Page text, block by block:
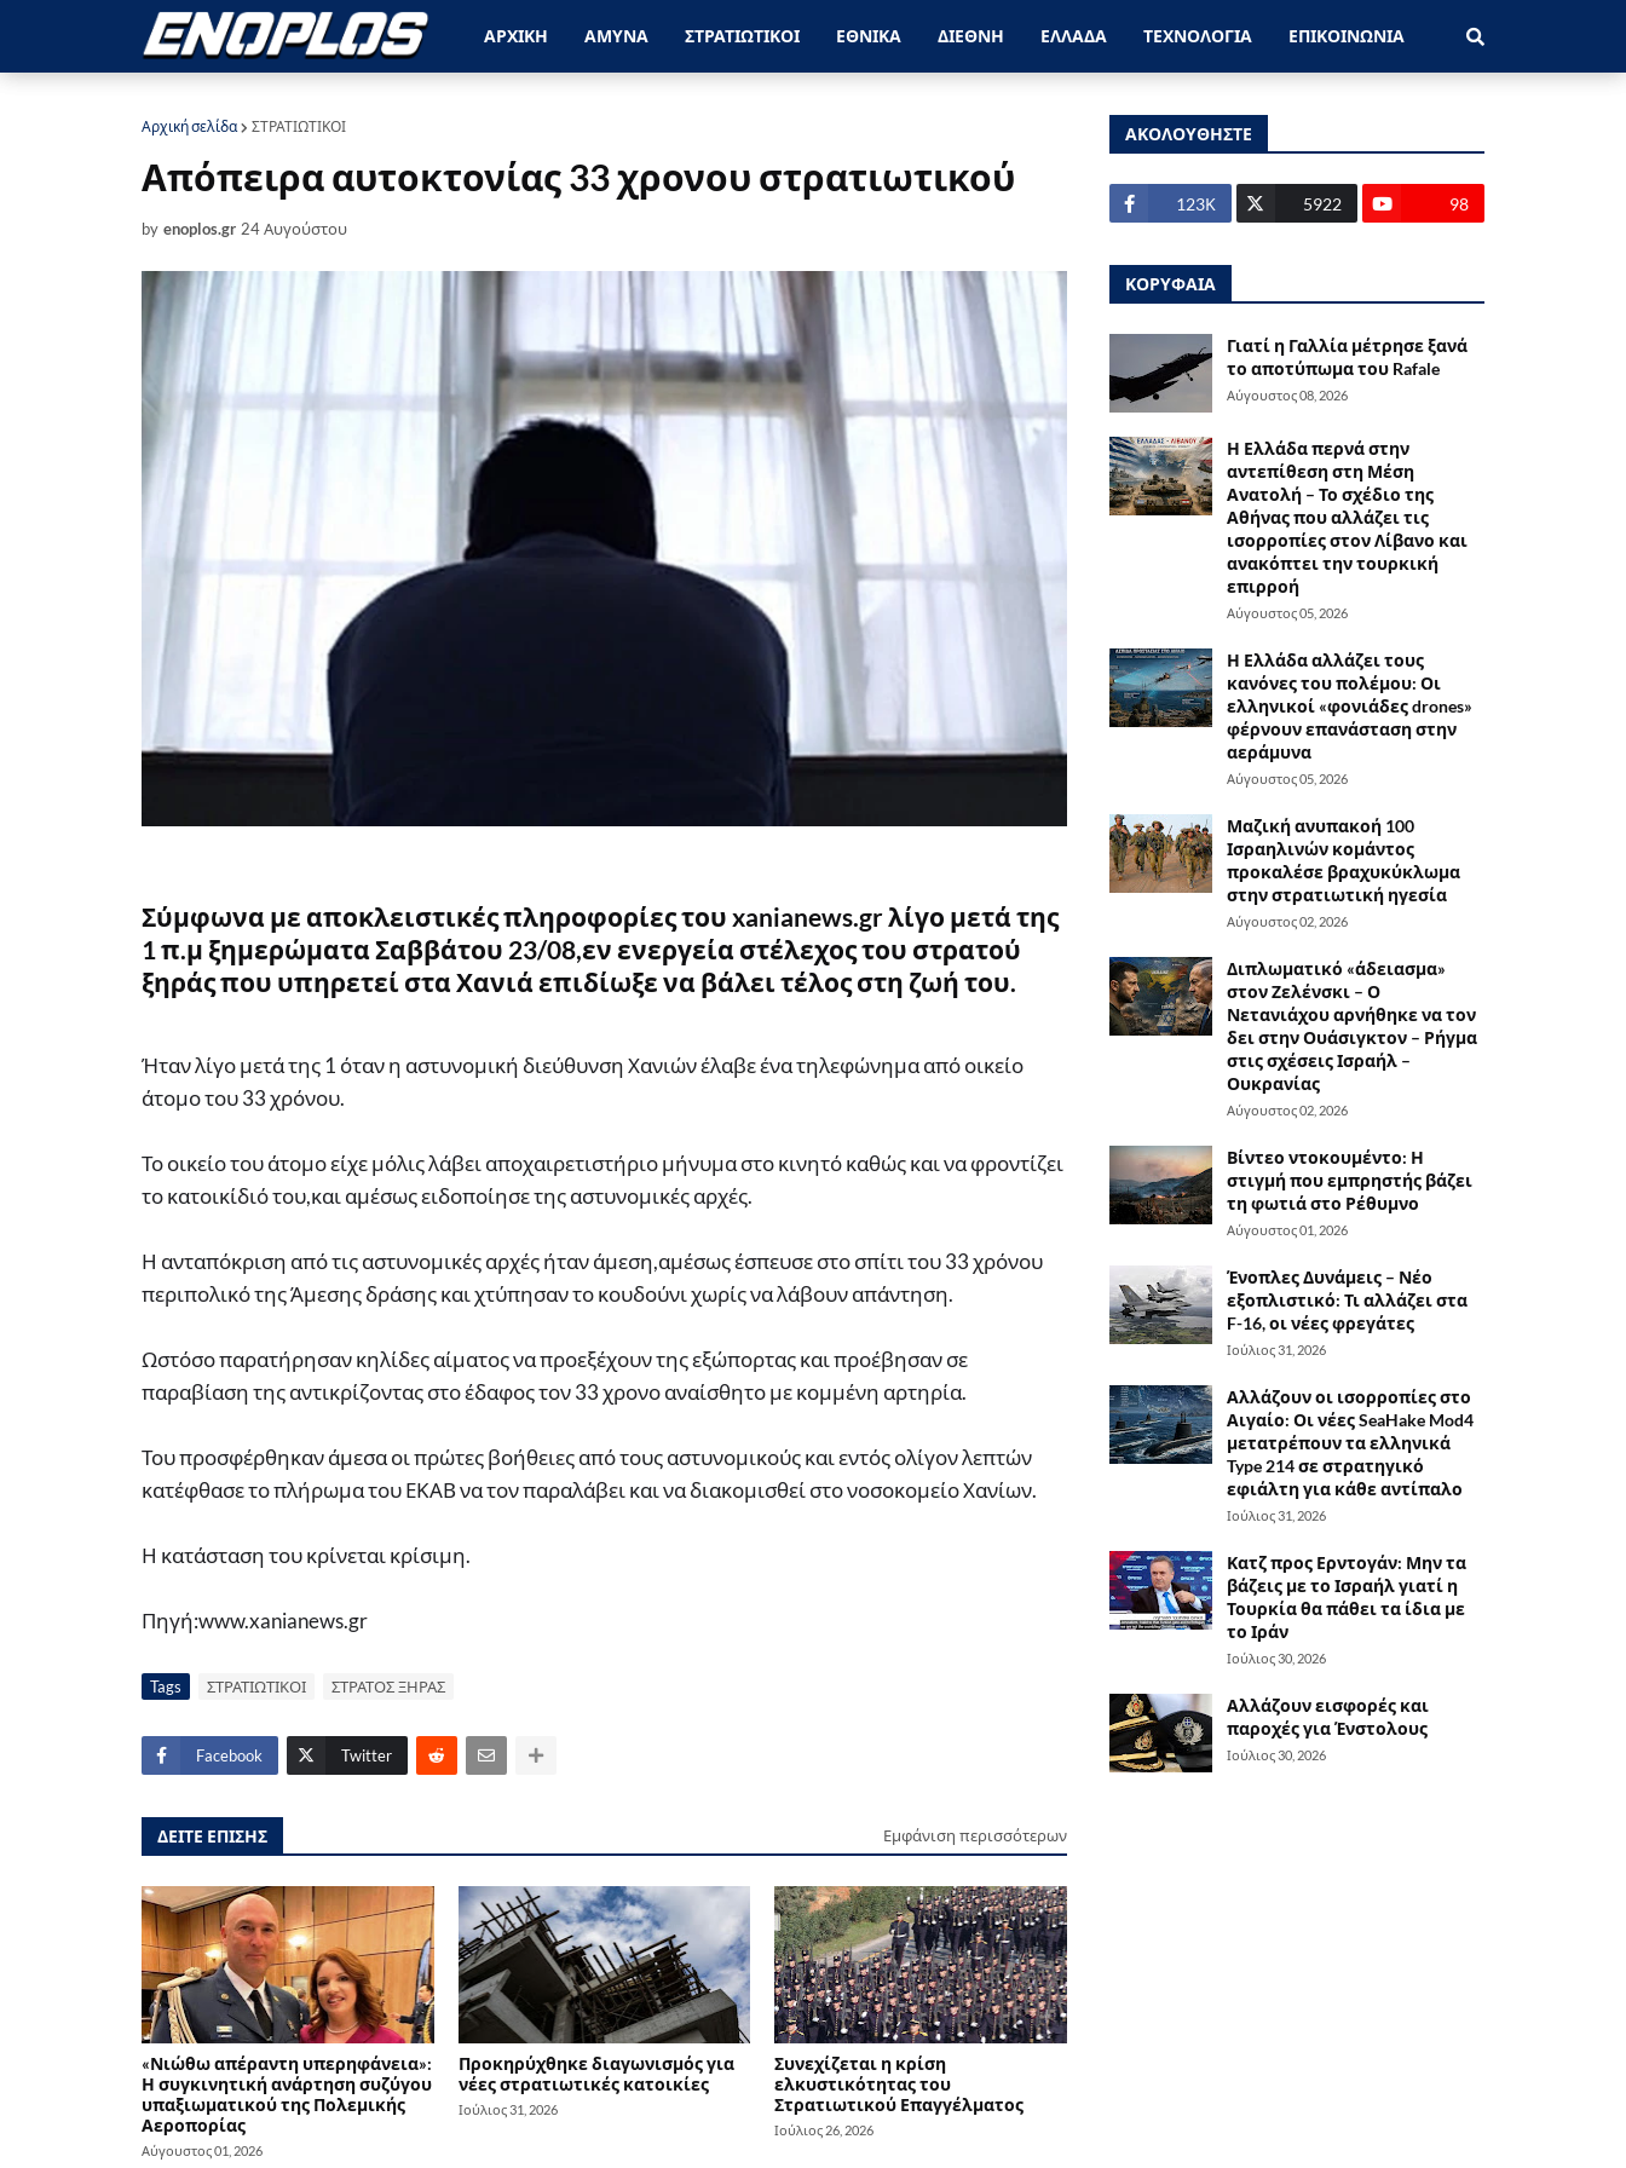
ΑΡΧΙΚΗ ΑΜΥΝΑ ΣΤΡΑΤΙΩΤΙΚΟΙ ΕΘΝΙΚΑ ΔΙΕΘΝΗ ΕΛΛΑΔΑ ΤΕΧΝΟΛΟΓΙΑ ΕΠΙΚΟΙΝΩΝΙΑ
Αρχική σελίδα ΣΤΡΑΤΙΩΤΙΚΟΙ
Απόπειρα αυτοκτονίας 33 χρονου στρατιωτικού
by enoplos.gr 24 Αυγούστου
Σύμφωνα με αποκλειστικές πληροφορίες του xanianews.gr λίγο μετά της
1 π.μ ξημερώματα Σαββάτου 23/08,εν ενεργεία στέλεχος του στρατού
ξηράς που υπηρετεί στα Χανιά επιδίωξε να βάλει τέλος στη ζωή του.
Ήταν λίγο μετά της 1 όταν η αστυνομική διεύθυνση Χανιών έλαβε ένα τηλεφώνημα από οικείο
άτομο του 33 χρόνου.
Το οικείο του άτομο είχε μόλις λάβει αποχαιρετιστήριο μήνυμα στο κινητό καθώς και να φροντίζει
το κατοικίδιό του,και αμέσως ειδοποίησε της αστυνομικές αρχές.
Η ανταπόκριση από τις αστυνομικές αρχές ήταν άμεση,αμέσως έσπευσε στο σπίτι του 33 χρόνου
περιπολικό της Άμεσης δράσης και χτύπησαν το κουδούνι χωρίς να λάβουν απάντηση.
Ωστόσο παρατήρησαν κηλίδες αίματος να προεξέχουν της εξώπορτας και προέβησαν σε
παραβίαση της αντικρίζοντας στο έδαφος τον 33 χρονο αναίσθητο με κομμένη αρτηρία.
Του προσφέρθηκαν άμεσα οι πρώτες βοήθειες από τους αστυνομικούς και εντός ολίγον λεπτών
κατέφθασε το πλήρωμα του ΕΚΑΒ να τον παραλάβει και να διακομισθεί στο νοσοκομείο Χανίων.
Η κατάσταση του κρίνεται κρίσιμη.
Πηγή:www.xanianews.gr
Tags ΣΤΡΑΤΙΩΤΙΚΟΙ ΣΤΡΑΤΟΣ ΞΗΡΑΣ
Facebook Twitter
ΔΕΙΤΕ ΕΠΙΣΗΣ Εμφάνιση περισσότερων
«Νιώθω απέραντη υπερηφάνεια»:
Η συγκινητική ανάρτηση συζύγου
υπαξιωματικού της Πολεμικής
Αεροπορίας
Αύγουστος 01, 2026
Προκηρύχθηκε διαγωνισμός για
νέες στρατιωτικές κατοικίες
Ιούλιος 31, 2026
Συνεχίζεται η κρίση
ελκυστικότητας του
Στρατιωτικού Επαγγέλματος
Ιούλιος 26, 2026
ΑΚΟΛΟΥΘΗΣΤΕ
123Κ 5922 98
ΚΟΡΥΦΑΙΑ
Γιατί η Γαλλία μέτρησε ξανά
το αποτύπωμα του Rafale
Αύγουστος 08, 2026
Η Ελλάδα περνά στην
αντεπίθεση στη Μέση
Ανατολή – Το σχέδιο της
Αθήνας που αλλάζει τις
ισορροπίες στον Λίβανο και
ανακόπτει την τουρκική
επιρροή
Αύγουστος 05, 2026
Η Ελλάδα αλλάζει τους
κανόνες του πολέμου: Οι
ελληνικοί «φονιάδες drones»
φέρνουν επανάσταση στην
αεράμυνα
Αύγουστος 05, 2026
Μαζική ανυπακοή 100
Ισραηλινών κομάντος
προκαλέσε βραχυκύκλωμα
στην στρατιωτική ηγεσία
Αύγουστος 02, 2026
Διπλωματικό «άδειασμα»
στον Ζελένσκι – Ο
Νετανιάχου αρνήθηκε να τον
δει στην Ουάσιγκτον – Ρήγμα
στις σχέσεις Ισραήλ –
Ουκρανίας
Αύγουστος 02, 2026
Βίντεο ντοκουμέντο: Η
στιγμή που εμπρηστής βάζει
τη φωτιά στο Ρέθυμνο
Αύγουστος 01, 2026
Ένοπλες Δυνάμεις – Νέο
εξοπλιστικό: Τι αλλάζει στα
F-16, οι νέες φρεγάτες
Ιούλιος 31, 2026
Αλλάζουν οι ισορροπίες στο
Αιγαίο: Οι νέες SeaHake Mod4
μετατρέπουν τα ελληνικά
Type 214 σε στρατηγικό
εφιάλτη για κάθε αντίπαλο
Ιούλιος 31, 2026
Κατζ προς Ερντογάν: Μην τα
βάζεις με το Ισραήλ γιατί η
Τουρκία θα πάθει τα ίδια με
το Ιράν
Ιούλιος 30, 2026
Αλλάζουν εισφορές και
παροχές για Ένστολους
Ιούλιος 30, 2026